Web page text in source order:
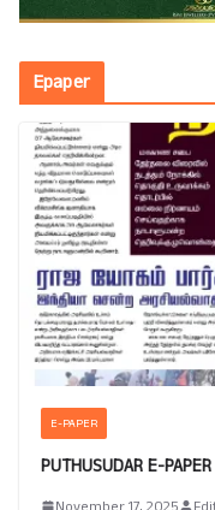
Epaper
E-PAPER
PUTHUSUDAR E-PAPER